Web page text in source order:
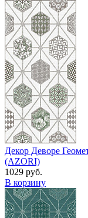
Декор Деворе
(AZORI)
1029 руб.
В корзину